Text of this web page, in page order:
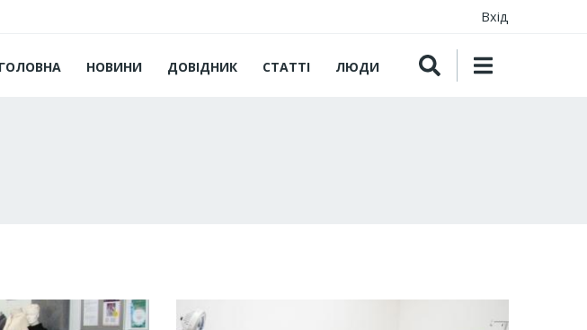
Вхід
ГОЛОВНА НОВИНИ ДОВІДНИК СТАТТІ ЛЮДИ